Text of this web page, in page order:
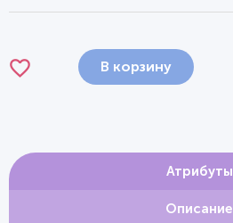
В корзину
Атрибуты
Описание